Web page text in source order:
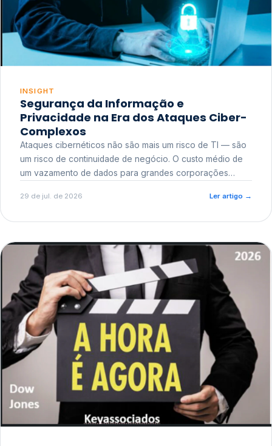
INSIGHT
Segurança da Informação e
Privacidade na Era dos Ataques Ciber-
Complexos
Ataques cibernéticos não são mais um risco de TI — são
um risco de continuidade de negócio. O custo médio de
um vazamento de dados para grandes corporações
reputacional e o risco regulatório junto a órgãos como a
29 de jul. de 2026 Ler artigo →